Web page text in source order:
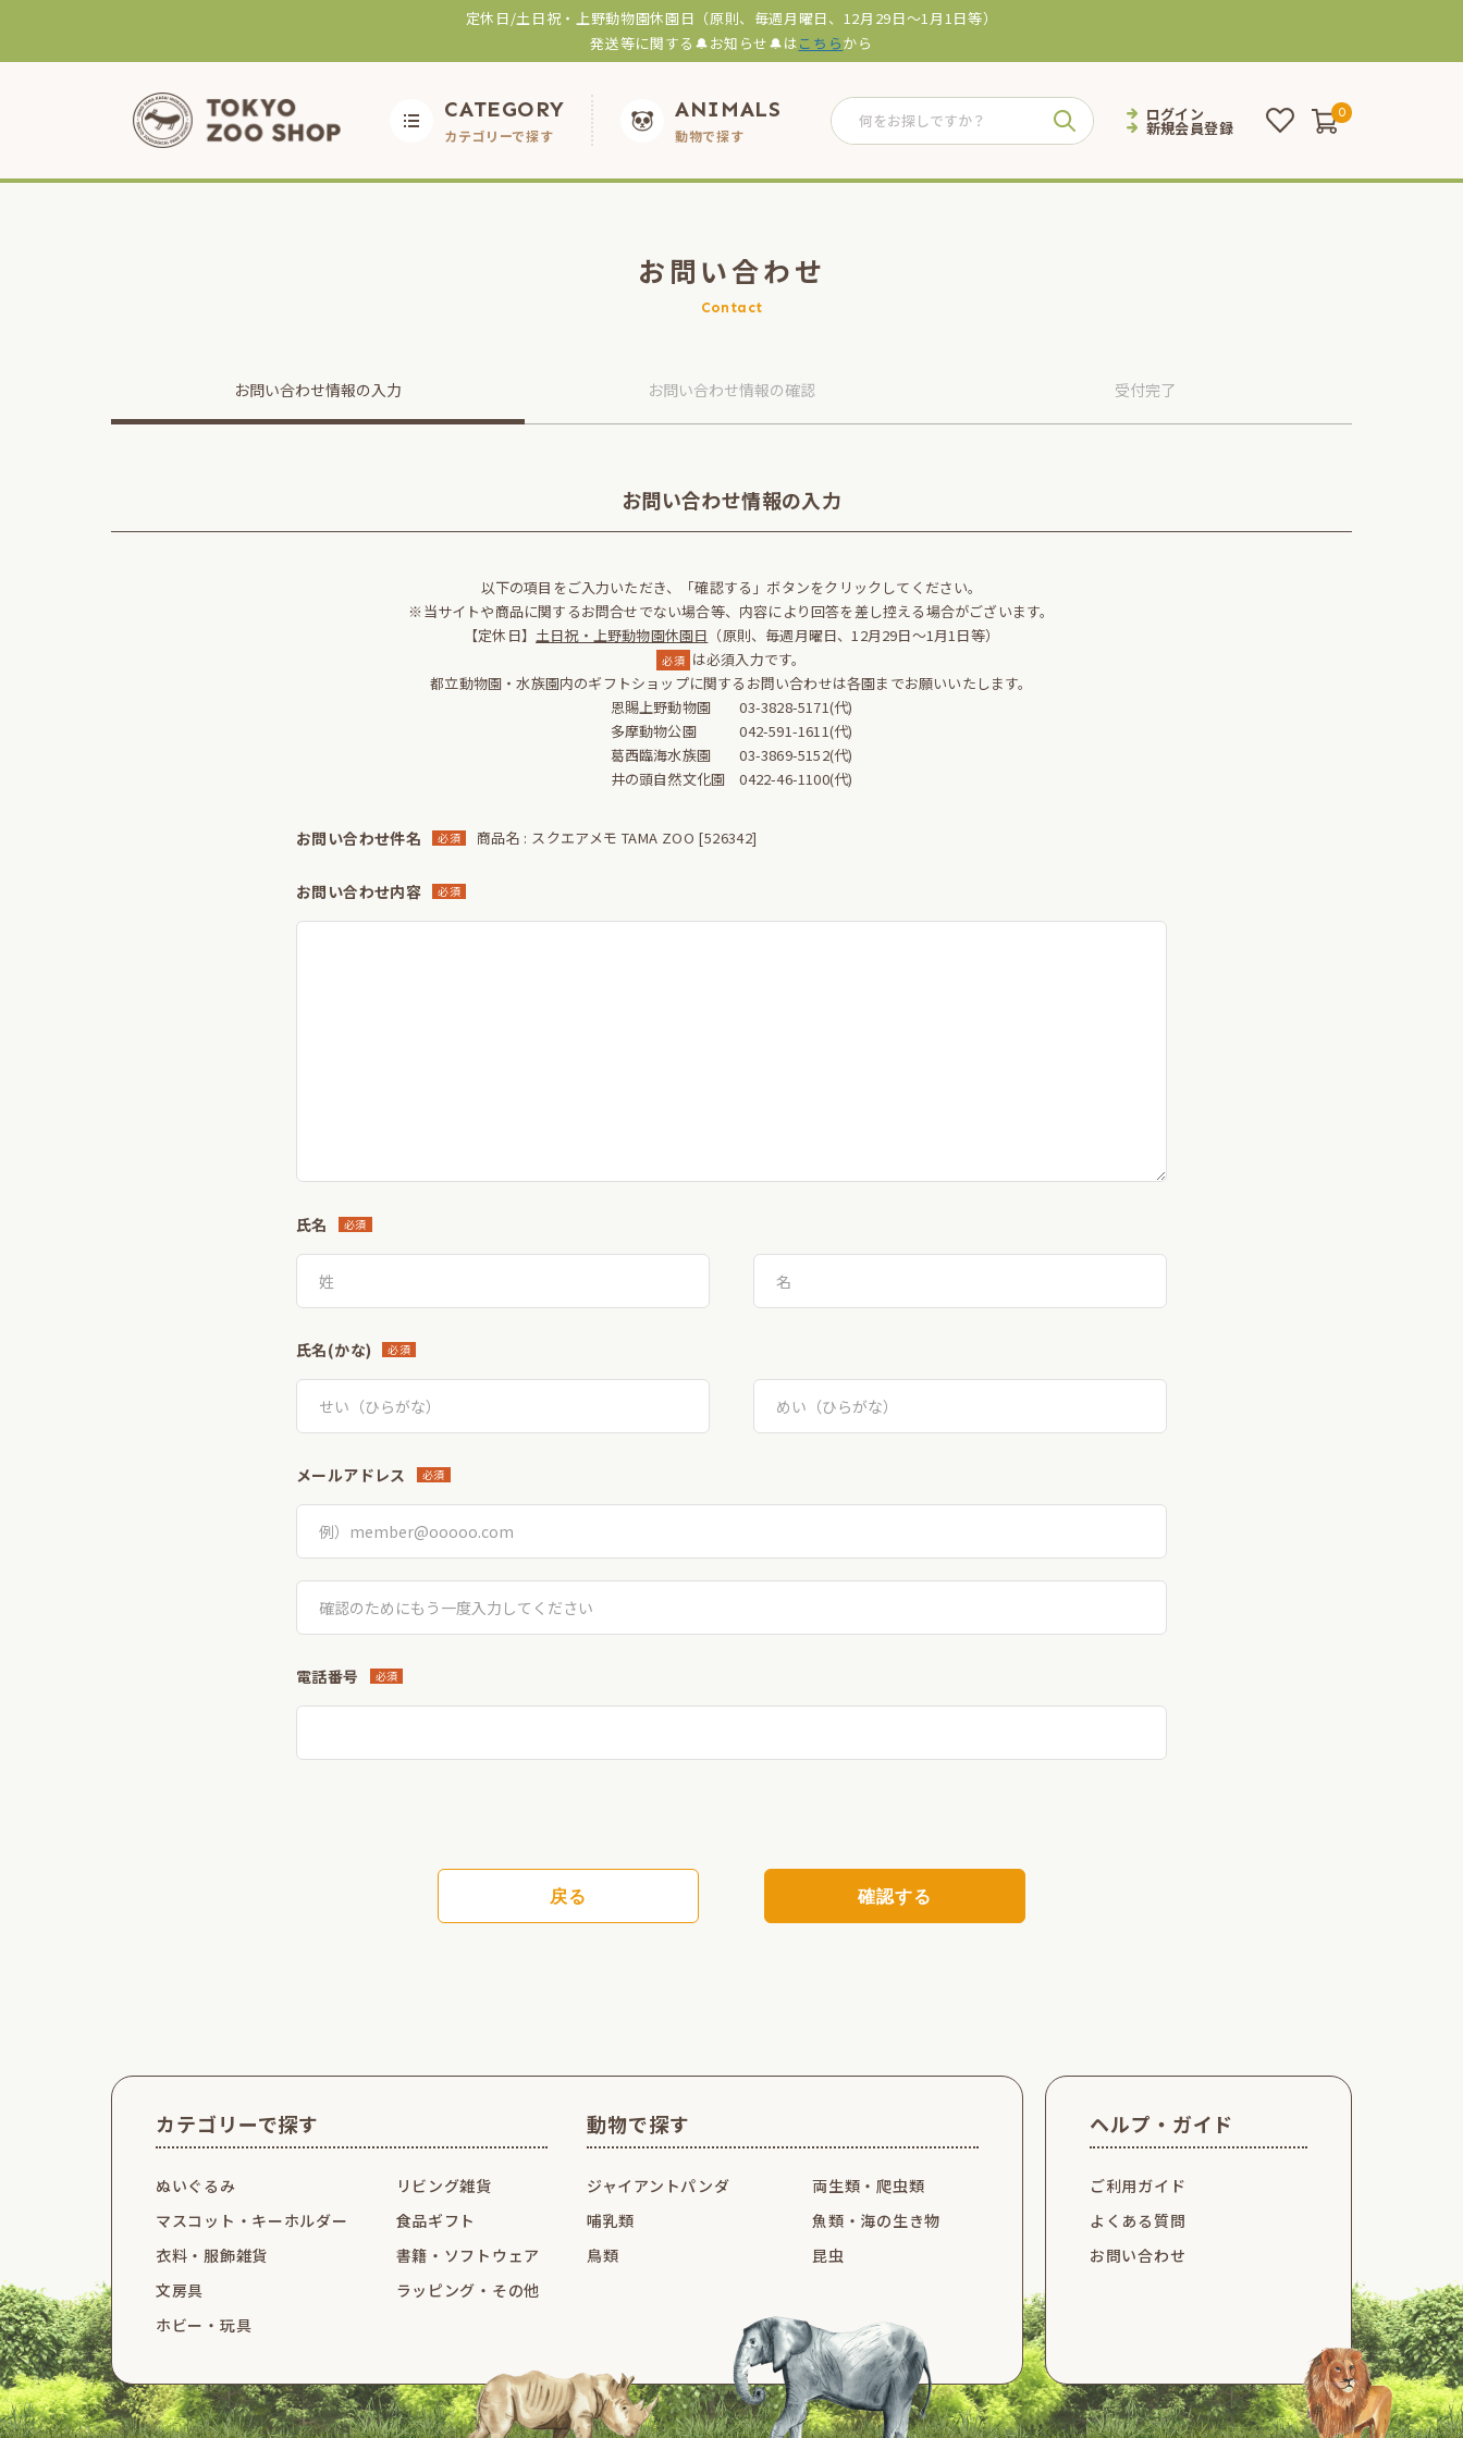
定休日/土日祝・上野動物園休園日（原則、毎週月曜日、12月29日～1月1日等）
発送等に関する🔔お知らせ🔔はこちらから
CATEGORY
カテゴリーで探す
ANIMALS
動物で探す
ログイン
新規会員登録
0
Contact
お問い合わせ
お問い合わせ情報の入力 お問い合わせ情報の確認 受付完了
お問い合わせ情報の入力
以下の項目をご入力いただき、「確認する」ボタンをクリックしてください。
※当サイトや商品に関するお問合せでない場合等、内容により回答を差し控える場合がございます。
【定休日】 土日祝・上野動物園休園日 （原則、毎週月曜日、12月29日～1月1日等）
必須 は必須入力です。
都立動物園・水族園内のギフトショップに関するお問い合わせは各園までお願いいたします。
恩賜上野動物園 03-3828-5171(代)
多摩動物公園 042-591-1611(代)
葛西臨海水族園 03-3869-5152(代)
井の頭自然文化園 0422-46-1100(代)
お問い合わせ件名 必須 商品名 : スクエアメモ TAMA ZOO [526342]
お問い合わせ内容 必須
氏名 必須
氏名(かな) 必須
メールアドレス 必須
電話番号 必須
戻る 確認する
カテゴリーで探す
ぬいぐるみ
マスコット・ キーホルダー
衣料・服飾雑貨
文房具
ホビー・玩具
リビング雑貨
食品ギフト
書籍・ソフトウェア
ラッピング・その他
動物で探す
ジャイアントパンダ
哺乳類
鳥類
両生類・爬虫類
魚類・海の生き物
昆虫
ヘルプ・ガイド
ご利用ガイド
よくある質問
お問い合わせ